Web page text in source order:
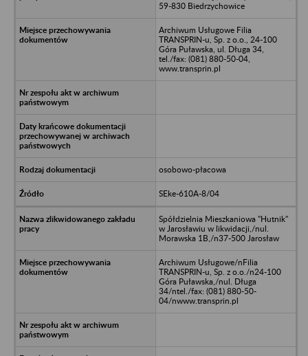
59-830 Biedrzychowice
Archiwum Usługowe Filia
TRANSPRIN-u, Sp. z o.o., 24-100
Góra Puławska, ul. Długa 34,
tel./fax: (081) 880-50-04,
www.transprin.pl
osobowo-płacowa
SEke-610A-8/04
Spółdzielnia Mieszkaniowa "Hutnik"
w Jarosławiu w likwidacji,/nul.
Morawska 1B,/n37-500 Jarosław
Archiwum Usługowe/nFilia
TRANSPRIN-u, Sp. z o.o./n24-100
Góra Puławska,/nul. Długa
34/ntel./fax: (081) 880-50-
04/nwww.transprin.pl